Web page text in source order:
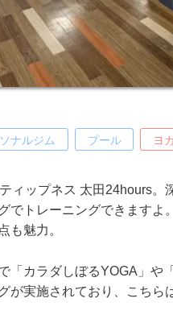
ナルジム プール ヨ
ィップネス 太田24hours
でトレーニングできます
も魅力。
「カラダしぼるYOGA」や
が実施されており、こちら